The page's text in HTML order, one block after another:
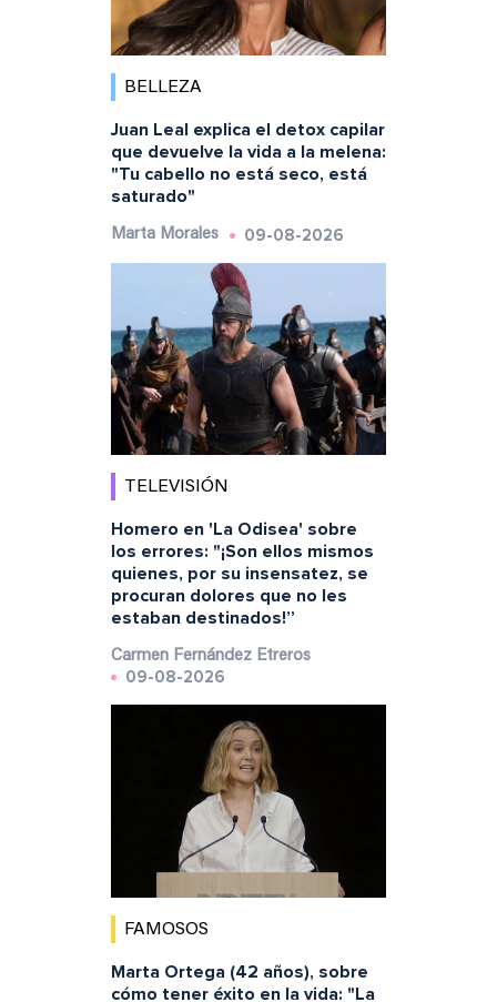
BELLEZA
Juan Leal explica el detox capilar
que devuelve la vida a la melena:
"Tu cabello no está seco, está
saturado"
Marta Morales 09-08-2026
TELEVISIÓN
Homero en 'La Odisea' sobre
los errores: "¡Son ellos mismos
quienes, por su insensatez, se
procuran dolores que no les
estaban destinados!”
Carmen Fernández Etreros
09-08-2026
FAMOSOS
Marta Ortega (42 años), sobre
cómo tener éxito en la vida: "La